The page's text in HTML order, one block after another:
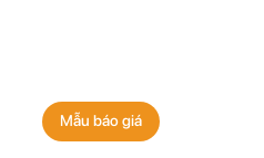
Mẫu báo giá